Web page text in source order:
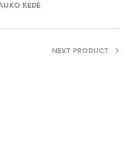
KĖDĖ
NEXT PRODUCT